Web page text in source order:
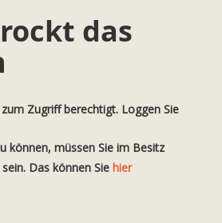
das
Zugriff berechtigt. Loggen Sie
können, müssen Sie im Besitz
Das können Sie hier